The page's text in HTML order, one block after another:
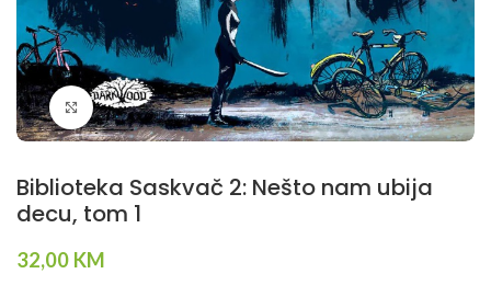
Klikni da povečaš
Biblioteka Saskvač 2: Nešto nam ubija
decu, tom 1
32,00 KM